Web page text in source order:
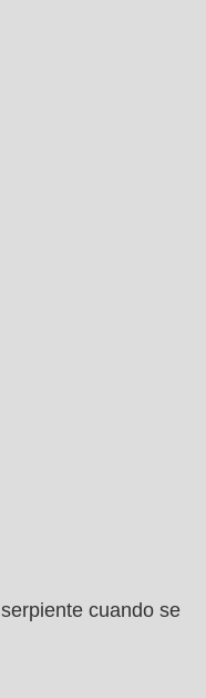
cuando se